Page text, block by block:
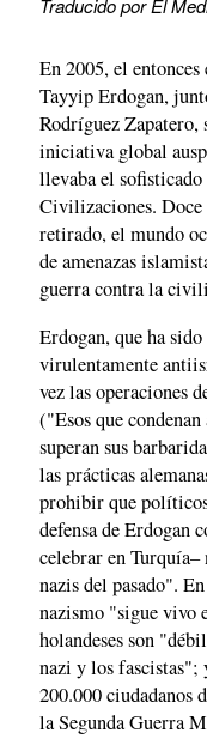
En 2005, el
Tayyip Erdogan,
Rodríguez Zapatero,
iniciativa global
llevaba el
Civilizaciones. Doce
retirado, el mundo
de amenazas
guerra contra la
Erdogan, que ha sido
virulentamente
vez las operaciones
("Esos que
superan sus
las prácticas
prohibir que
defensa de Erdogan
celebrar en
nazis del pasado".
nazismo "sigue vivo
holandeses son
nazi y los fascistas";
200.000 ciudadanos
la Segunda Guerra